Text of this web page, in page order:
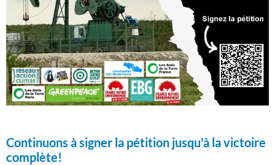
Continuons à signer la pétition jusqu'à la victoire
complète!